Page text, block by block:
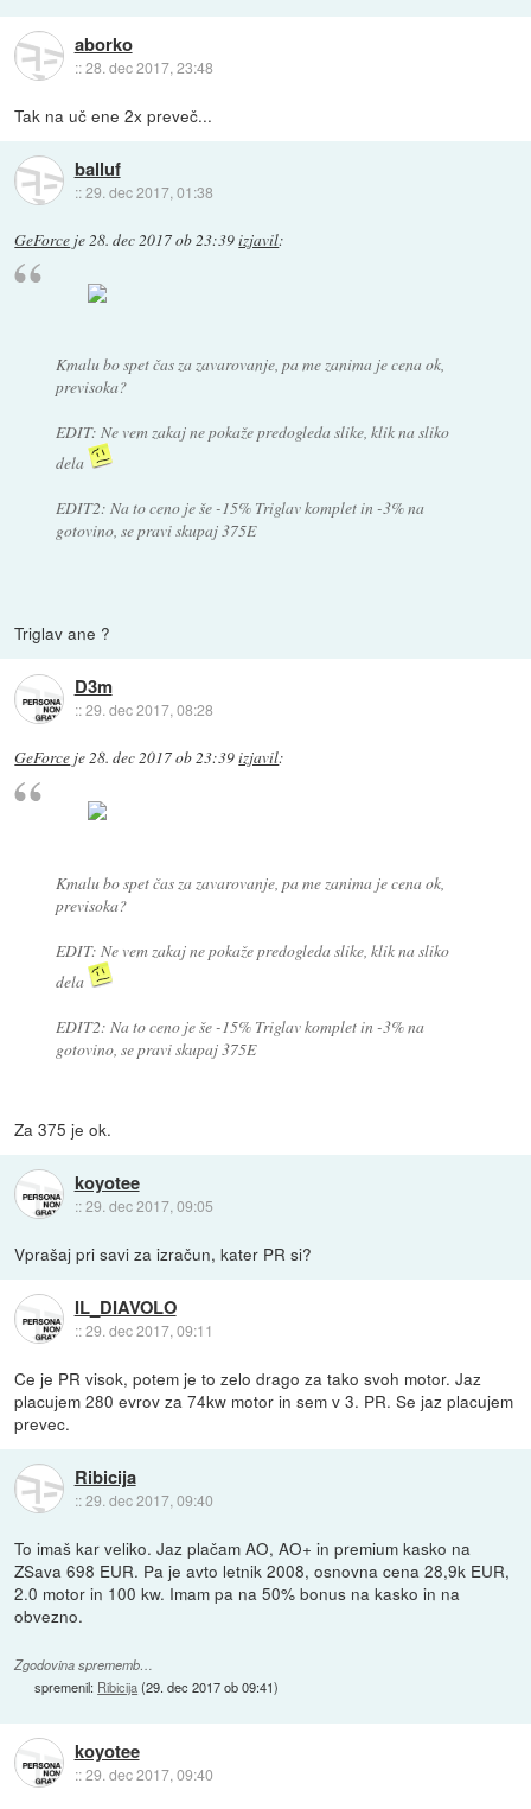
aborko
::28. dec 2017, 23:48
Tak na uč ene 2x preveč...
balluf
::29. dec 2017, 01:38
GeForce je 28. dec 2017 ob 23:39izjavil:
Kmalu bo spet čas za zavarovanje, pa me zanima je cena ok,
previsoka?
EDIT: Ne vem zakaj ne pokaže predogleda slike, klik na sliko
dela
EDIT2: Na to ceno je še -15% Triglav komplet in -3% na
gotovino, se pravi skupaj 375E
Triglav ane ?
D3m
::29. dec 2017, 08:28
GeForce je28. dec 2017 ob 23:39izjavil:
Kmalu bo spet čas za zavarovanje, pa me zanima je cena ok,
previsoka?
EDIT: Ne vem zakaj ne pokaže predogleda slike, klik na sliko
dela
EDIT2: Na to ceno je še -15% Triglav komplet in -3% na
gotovino, se pravi skupaj 375E
Za 375 je ok.
koyotee
::29. dec 2017, 09:05
Vprašaj pri savi za izračun, kater PR si?
IL_DIAVOLO
::29. dec 2017, 09:11
Ce je PR visok, potem je to zelo drago za tako svoh motor. Jaz
placujem 280 evrov za 74kw motor in sem v 3. PR. Se jaz placujem
prevec.
Ribicija
::29. dec 2017, 09:40
To imaš kar veliko. Jaz plačam AO, AO+ in premium kasko na
ZSava 698 EUR. Pa je avto letnik 2008, osnovna cena 28,9k EUR,
2.0 motor in 100 kw. Imam pa na 50% bonus na kasko in na
obvezno.
Zgodovina sprememb…
spremenil: Ribicija(29. dec 2017 ob 09:41)
koyotee
::29. dec 2017, 09:40